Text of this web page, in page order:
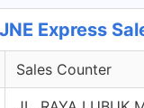
Express
Sales Counter